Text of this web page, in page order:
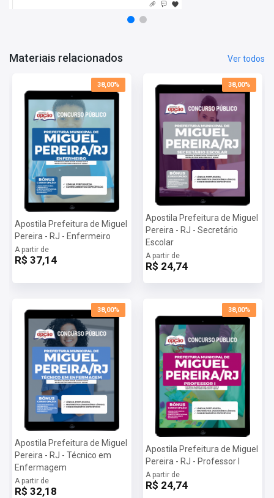
Mais informações sobre o concurso Prefeitura de
Miguel Pereira - RJ 2022:
Vagas:Cadastro Reserva
Inscrições:De 09/09 a 24/09
Salário:De R$ 1.074,17 a R$ 6.675,54
Taxa de Inscrição:De R$ 40,00 a R$ 100,00
Provas:31/10
Organizadora:INCP
Materiais relacionados Ver todos
38,00%
Apostila Prefeitura de Miguel
Pereira - RJ - Enfermeiro
A partir de
R$ 37,14
38,00%
Apostila Prefeitura de Miguel
Pereira - RJ - Secretário
Escolar
A partir de
R$ 24,74
38,00%
Apostila Prefeitura de Miguel
Pereira - RJ - Técnico em
Enfermagem
A partir de
R$ 32,18
38,00%
Apostila Prefeitura de Miguel
Pereira - RJ - Professor I
A partir de
R$ 24,74